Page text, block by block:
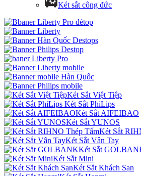
Két sắt công đức
Két Sắt Việt Tiệp
Két Sắt PhiLips
Két Sắt AIFEIBAO
Két Sắt YUNOS
Két Sắt
Két Sắt Vân Tay
Két Sắt
Két Sắt Mini
Két Sắt Khách Sạn